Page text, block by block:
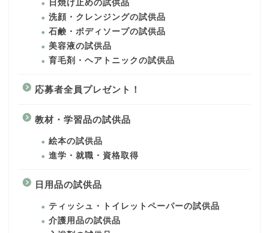
日焼け止めの試供品
洗顔・クレンジングの試供品
石鹸・ボディソープの試供品
美容液の試供品
育毛剤・ヘアトニックの試供品
応募者全員プレゼント！
教材・学習品の試供品
絵本の試供品
進学・就職・資格取得
日用品の試供品
ティッシュ・トイレットペーパーの試供品
介護用品の試供品